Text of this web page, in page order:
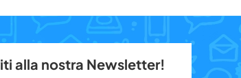
alla nostra Newsletter!